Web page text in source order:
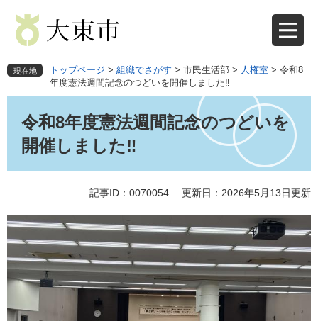
先
で
を
ば
へ
現在地 トップページ > 組織でさがす > 市民生活部 > 人権室 > 令和8
年度憲法週間記念のつどいを開催しました‼
令和8年度憲法週間記念のつどいを
開催しました‼
記事ID：0070054 更新日：2026年5月13日更新